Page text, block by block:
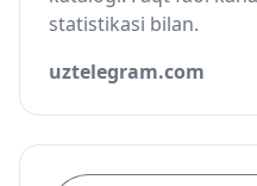
statistikasi bilan.
uztelegram.com